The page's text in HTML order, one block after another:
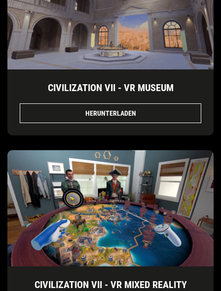
CIVILIZATION VII - VR MUSEUM
HERUNTERLADEN
CIVILIZATION VII - VR MIXED REALITY